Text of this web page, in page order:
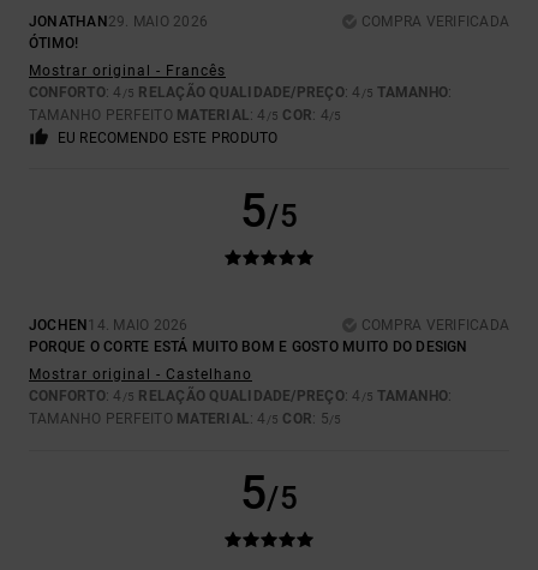
JONATHAN 29. MAIO 2026
COMPRA VERIFICADA
ÓTIMO!
Mostrar original - Francês
CONFORTO: 4 /5 RELAÇÃO QUALIDADE/PREÇO: 4 /5 TAMANHO:
TAMANHO PERFEITO MATERIAL: 4 /5 COR: 4/5
EU RECOMENDO ESTE PRODUTO
5/5
JOCHEN 14. MAIO 2026
COMPRA VERIFICADA
PORQUE O CORTE ESTÁ MUITO BOM E GOSTO MUITO DO DESIGN
Mostrar original - Castelhano
CONFORTO: 4 /5 RELAÇÃO QUALIDADE/PREÇO: 4 /5 TAMANHO:
TAMANHO PERFEITO MATERIAL: 4 /5 COR: 5/5
5/5